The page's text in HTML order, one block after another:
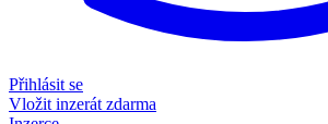
Přihlásit se
Vložit inzerát zdarma